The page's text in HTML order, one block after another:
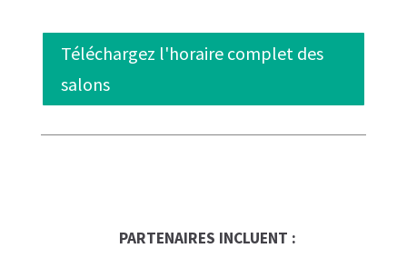
Téléchargez l'horaire complet des
salons
PARTENAIRES INCLUENT :